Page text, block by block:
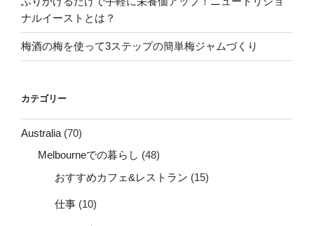
ナルイーストとは？
梅酒の梅を使って3ステップの簡単梅ジャムづくり
カテゴリー
Australia (70)
Melbourneでの暮らし (48)
おすすめカフェ&レストラン (15)
仕事 (10)